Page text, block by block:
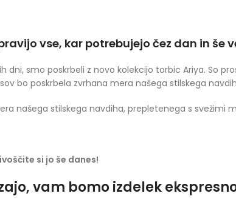
vse, kar potrebujejo čez dan in še
smo poskrbeli z novo kolekcijo torbic Ariya. So
bo poskrbela zvrhana mera našega stilskega
našega stilskega navdiha, prepletenega s svežimi
si jo še danes!
vam bomo izdelek